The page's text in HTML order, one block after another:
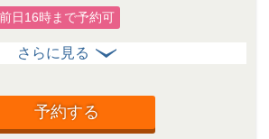
前日16時まで予約可
予約する